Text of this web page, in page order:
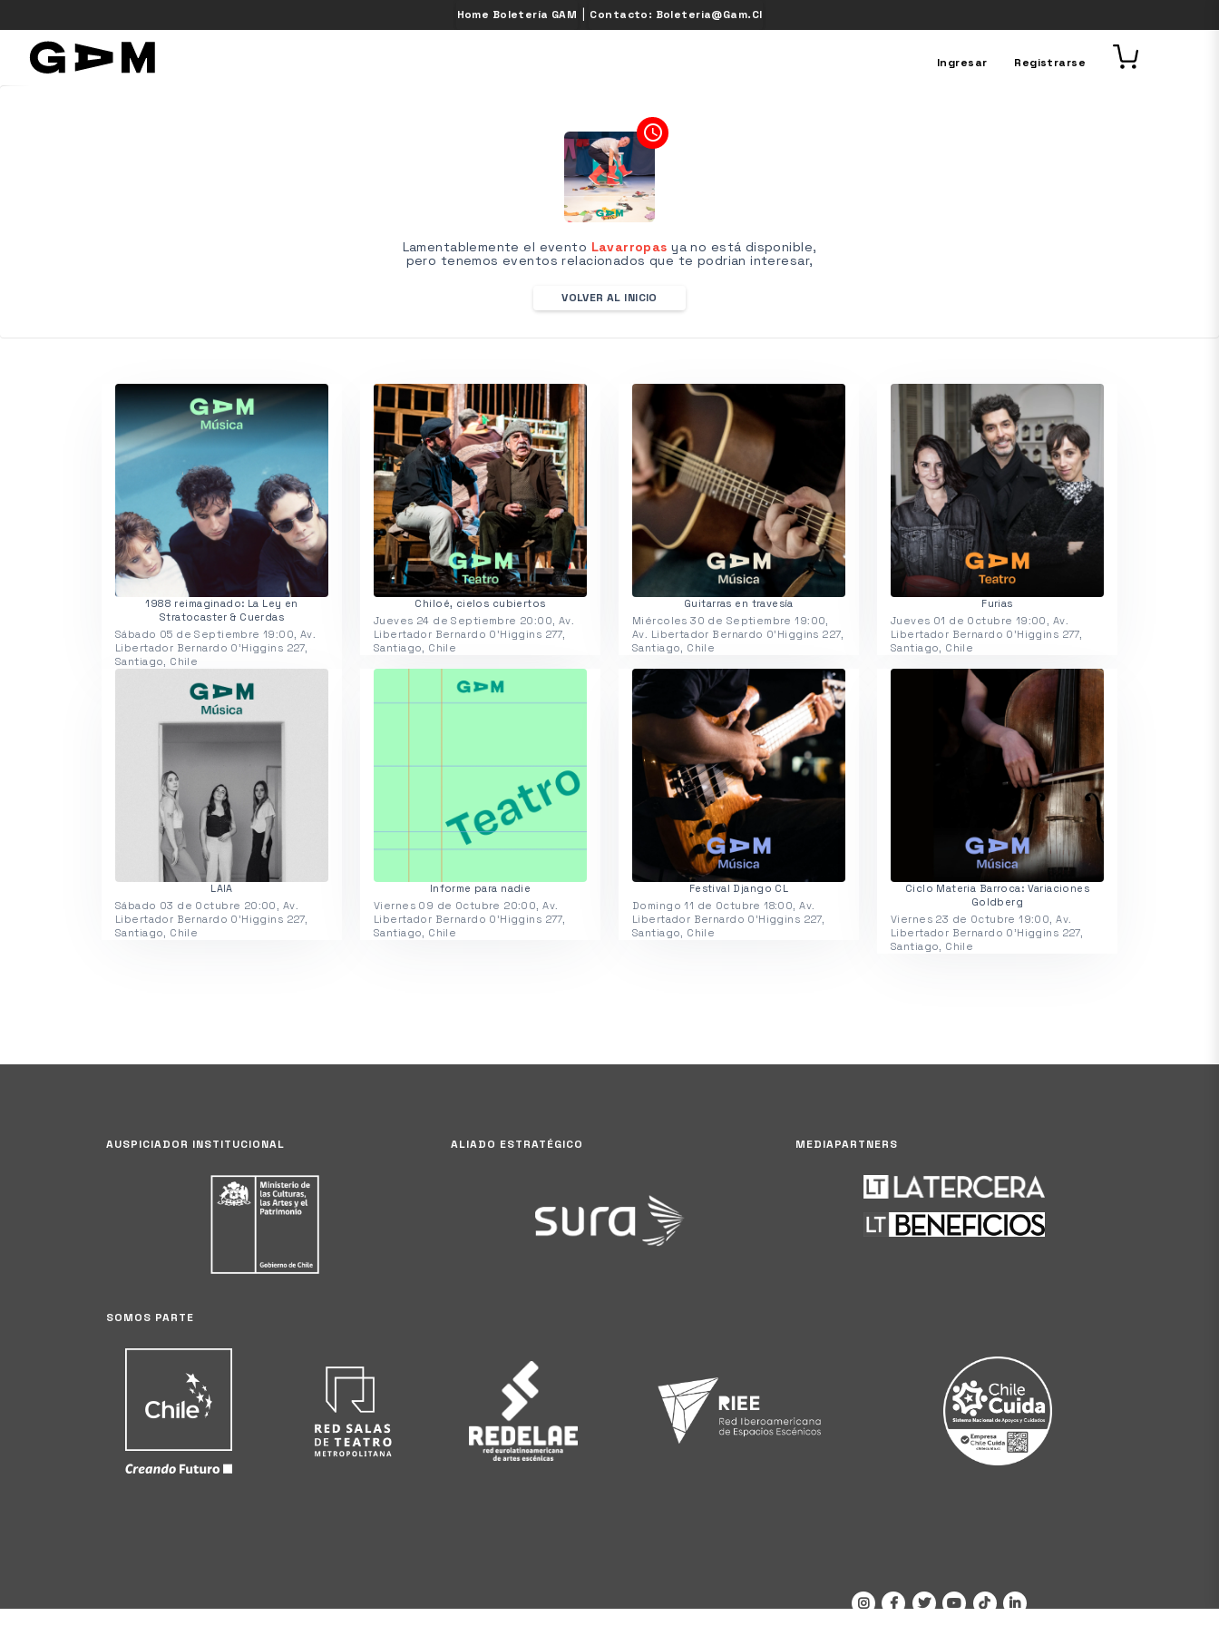
Home Boletería GAM | Contacto: Boleteria@gam.cl
Ingresar Registrarse
access_time
Lamentablemente el evento Lavarropasya no está disponible,
pero tenemos eventos relacionados que te podrian interesar,
VOLVER AL INICIO
1988 reimaginado: La Ley en
Stratocaster & Cuerdas
Sábado 05 de Septiembre 19:00, Av.
Libertador Bernardo O'Higgins 227,
Santiago, Chile
Chiloé, cielos cubiertos
Jueves 24 de Septiembre 20:00, Av.
Libertador Bernardo O'Higgins 277,
Santiago, Chile
Guitarras en travesía
Miércoles 30 de Septiembre 19:00,
Av. Libertador Bernardo O'Higgins 227,
Santiago, Chile
Furias
Jueves 01 de Octubre 19:00, Av.
Libertador Bernardo O'Higgins 277,
Santiago, Chile
LAIA
Sábado 03 de Octubre 20:00, Av.
Libertador Bernardo O'Higgins 227,
Santiago, Chile
Informe para nadie
Viernes 09 de Octubre 20:00, Av.
Libertador Bernardo O'Higgins 277,
Santiago, Chile
Festival Django CL
Domingo 11 de Octubre 18:00, Av.
Libertador Bernardo O'Higgins 227,
Santiago, Chile
Ciclo Materia Barroca: Variaciones
Goldberg
Viernes 23 de Octubre 19:00, Av.
Libertador Bernardo O'Higgins 227,
Santiago, Chile
AUSPICIADOR INSTITUCIONAL ALIADO ESTRATÉGICO MEDIAPARTNERS
SOMOS PARTE